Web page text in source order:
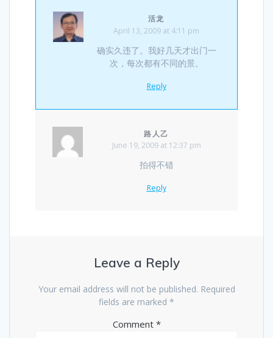
活龙
April 13, 2009 at 4:11 pm
确实久违了。我好几天才出门一
次，每次都有不同的景。
Reply
路人乙
June 19, 2009 at 12:37 pm
拍得不错
Reply
Leave a Reply
Your email address will not be published. Required
fields are marked *
Comment *